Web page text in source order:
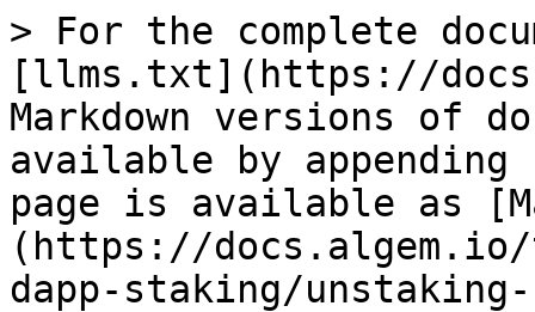
> For the complete
[llms.txt](https://
Markdown versions of
available by
page is available as
(https://
dapp-staking/